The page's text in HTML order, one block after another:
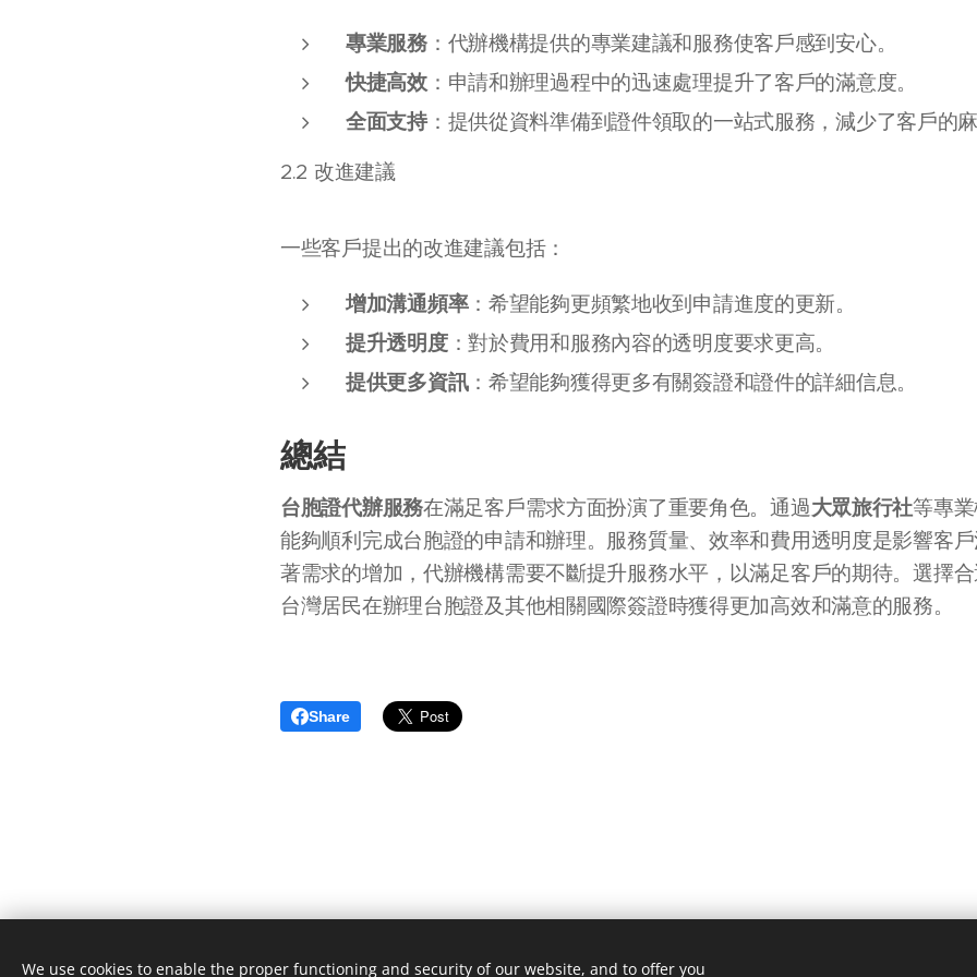
專業服務：代辦機構提供的專業建議和服務使客戶感到安心。
快捷高效：申請和辦理過程中的迅速處理提升了客戶的滿意度。
全面支持：提供從資料準備到證件領取的一站式服務，減少了客戶的
2.2 改進建議
一些客戶提出的改進建議包括：
增加溝通頻率：希望能夠更頻繁地收到申請進度的更新。
提升透明度：對於費用和服務內容的透明度要求更高。
提供更多資訊：希望能夠獲得更多有關簽證和證件的詳細信息。
總結
台胞證代辦服務在滿足客戶需求方面扮演了重要角色。通過大眾旅行社等專
能夠順利完成台胞證的申請和辦理。服務質量、效率和費用透明度是影響客
著需求的增加，代辦機構需要不斷提升服務水平，以滿足客戶的期待。選擇
台灣居民在辦理台胞證及其他相關國際簽證時獲得更加高效和滿意的服務。
Share
We use cookies to enable the proper functioning and security of our website, and to offer you